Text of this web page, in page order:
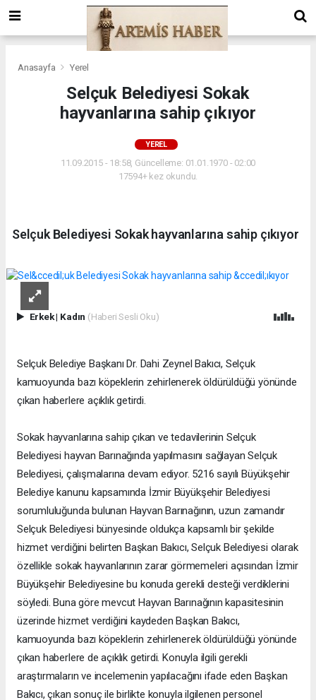
Anasayfa Yerel
Selçuk Belediyesi Sokak
hayvanlarına sahip çıkıyor
YEREL
11.09.2015 - 18:58, Güncelleme: 01.01.1970 - 02:00
17594+ kez okundu.
Selçuk Belediyesi Sokak hayvanlarına sahip çıkıyor
Erkek| Kadın (Haberi Sesli Oku)
Selçuk Belediye Başkanı Dr. Dahi Zeynel Bakıcı, Selçuk
kamuoyunda bazı köpeklerin zehirlenerek öldürüldüğü yönünde
çıkan haberlere açıklık getirdi.
Sokak hayvanlarına sahip çıkan ve tedavilerinin Selçuk
Belediyesi hayvan Barınağında yapılmasını sağlayan Selçuk
Belediyesi, çalışmalarına devam ediyor. 5216 sayılı Büyükşehir
Belediye kanunu kapsamında İzmir Büyükşehir Belediyesi
sorumluluğunda bulunan Hayvan Barınağının, uzun zamandır
Selçuk Belediyesi bünyesinde oldukça kapsamlı bir şekilde
hizmet verdiğini belirten Başkan Bakıcı, Selçuk Belediyesi olarak
özellikle sokak hayvanlarının zarar görmemeleri açısından İzmir
Büyükşehir Belediyesine bu konuda gerekli desteği verdiklerini
söyledi. Buna göre mevcut Hayvan Barınağının kapasitesinin
üzerinde hizmet verdiğini kaydeden Başkan Bakıcı,
kamuoyunda bazı köpeklerin zehirlenerek öldürüldüğü yönünde
çıkan haberlere de açıklık getirdi. Konuyla ilgili gerekli
araştırmaların ve incelemenin yapılacağını ifade eden Başkan
Bakıcı, çıkan sonuç ile birlikte konuyla ilgilenen personel